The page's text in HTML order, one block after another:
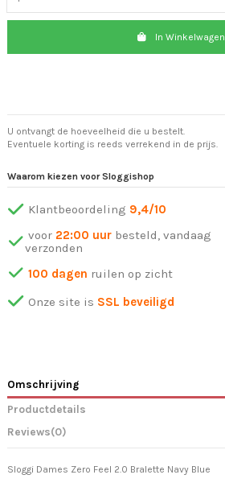
In Winkelwagen
U ontvangt de hoeveelheid die u bestelt.
Eventuele korting is reeds verrekend in de prijs.
Waarom kiezen voor Sloggishop
Klantbeoordeling 9,4/10
voor 22:00 uur besteld, vandaag
verzonden
100 dagen ruilen op zicht
Onze site is SSL beveiligd
Omschrijving
Productdetails
Reviews(0)
Sloggi Dames Zero Feel 2.0 Bralette Navy Blue